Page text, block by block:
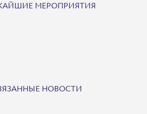
МЕРОПРИЯТИЯ
НОВОСТИ